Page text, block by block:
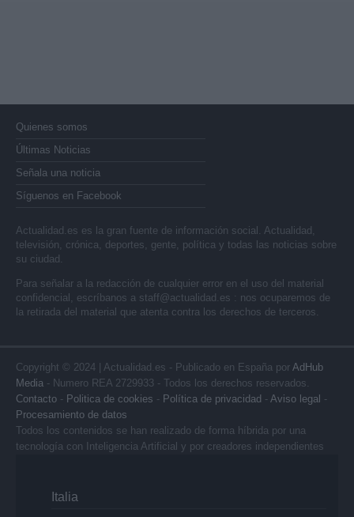
Quienes somos
Últimas Noticias
Señala una noticia
Síguenos en Facebook
Actualidad.es es la gran fuente de información social. Actualidad,
televisión, crónica, deportes, gente, política y todas las noticias sobre
su ciudad.
Para señalar a la redacción de cualquier error en el uso del material
confidencial, escríbanos a staff@actualidad.es : nos ocuparemos de
la retirada del material que atenta contra los derechos de terceros.
Copyright © 2024 | Actualidad.es - Publicado en España por AdHub
Media - Numero REA 2729933 - Todos los derechos reservados.
Contacto - Politica de cookies - Política de privacidad - Aviso legal -
Procesamiento de datos
Todos los contenidos se han realizado de forma híbrida por una
tecnología con Inteligencia Artificial y por creadores independientes
Italia